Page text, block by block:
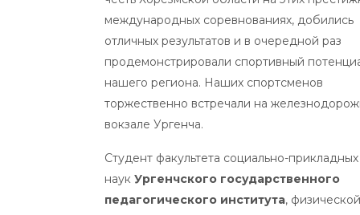
международных соревнованиях, добились
отличных результатов и в очередной раз
продемонстрировали спортивный
нашего региона. Наших спортсменов
торжественно встречали на
вокзале Ургенча.
Студент факультета социально-прикладных
наук Ургенчского государственного
педагогического института, физической